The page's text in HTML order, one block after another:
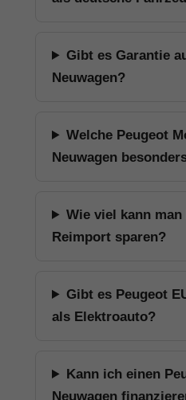
Gibt es Garantie
Neuwagen?
Welche Peugeot
Neuwagen
Wie viel kann
Reimport sparen?
Gibt es Peugeot
als Elektroauto?
Kann ich einen
Neuwagen